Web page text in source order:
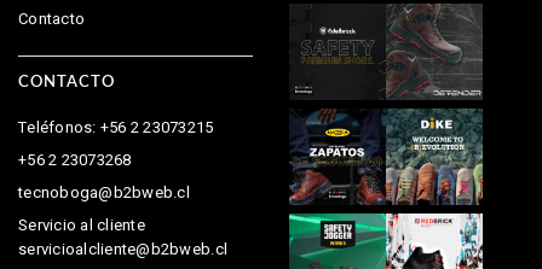
Contacto
CONTACTO
Teléfonos: +56 2 23073215
+56 2 23073268
tecnoboga@b2bweb.cl
Servicio al cliente
servicioalcliente@b2bweb.cl